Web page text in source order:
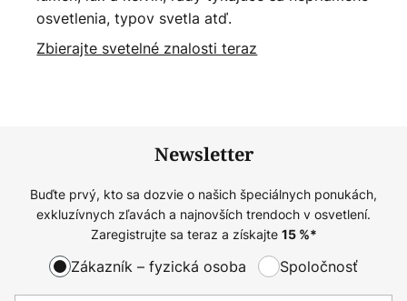
osvetlenia, typov svetla atď.
Zbierajte svetelné znalosti teraz
Newsletter
Buďte prvý, kto sa dozvie o našich špeciálnych ponukách,
exkluzívnych zľavách a najnovších trendoch v osvetlení.
Zaregistrujte sa teraz a získajte 15%*
Zákazník – fyzická osoba Spoločnosť